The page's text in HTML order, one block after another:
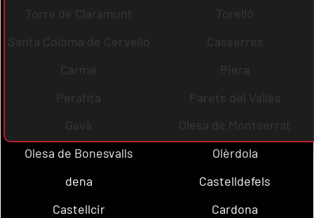
Torre de Claramunt
Torelló
Santa Coloma de Cervelló
Casserres
Carme
Piera
Perafita
Parets del Vallès
Gavà
Olesa de Montserrat
Olesa de Bonesvalls
Olèrdola
dena
Castelldefels
Castellcir
Cardona